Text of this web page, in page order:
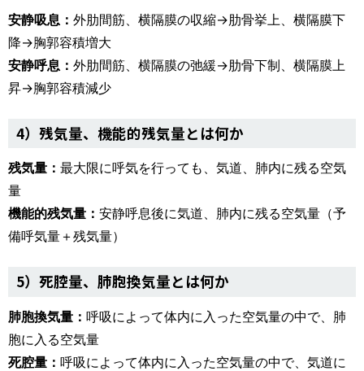
安静吸息： 外肋間筋、横隔膜の収縮→肋骨挙上、横隔膜下
降→胸郭容積増大
安静呼息： 外肋間筋、横隔膜の弛緩→肋骨下制、横隔膜上
昇→胸郭容積減少
4）残気量、機能的残気量とは何か
残気量： 最大限に呼気を行っても、気道、肺内に残る空気
量
機能的残気量： 安静呼息後に気道、肺内に残る空気量（予
備呼気量＋残気量）
5）死腔量、肺胞換気量とは何か
肺胞換気量： 呼吸によって体内に入った空気量の中で、肺
胞に入る空気量
死腔量： 呼吸によって体内に入った空気量の中で、気道に